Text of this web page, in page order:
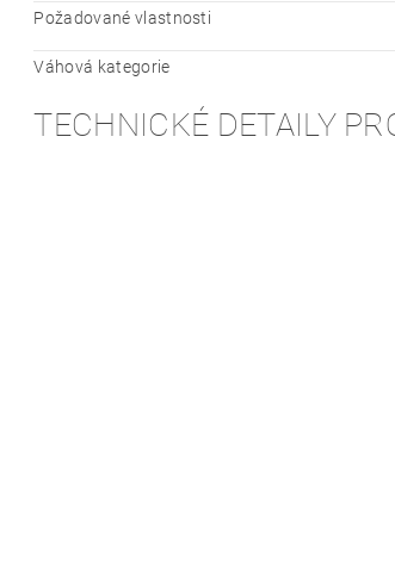
Požadované vlastnosti
Váhová kategorie
TECHNICKÉ DETAILY